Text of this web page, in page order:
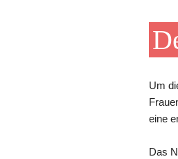
Um
eine
Das